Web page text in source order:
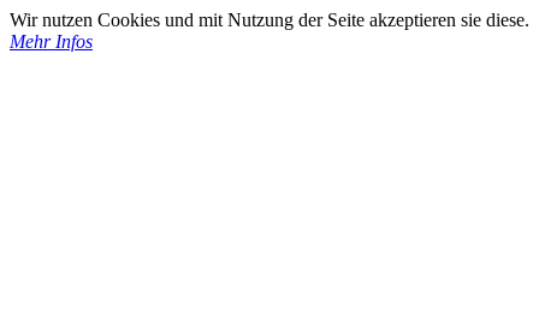
Wir nutzen Cookies und mit Nutzung der Seite akzeptieren sie diese.
Mehr Infos